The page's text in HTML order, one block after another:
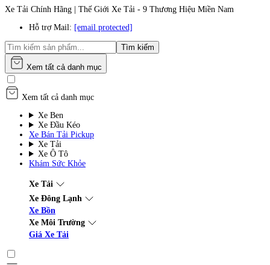
Xe Tải Chính Hãng | Thế Giới Xe Tải - 9 Thương Hiệu Miền Nam
Hỗ trợ Mail: [email protected]
Tìm kiếm
Xem tất cả danh mục
Xem tất cả danh mục
Xe Ben
Xe Đầu Kéo
Xe Bán Tải Pickup
Xe Tải
Xe Ô Tô
Khám Sức Khỏe
Xe Tải
Xe Đông Lạnh
Xe Bồn
Xe Môi Trường
Giá Xe Tải